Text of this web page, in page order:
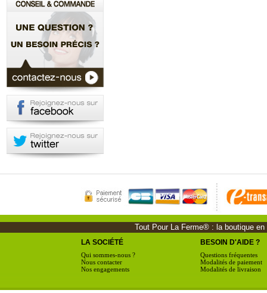
Tout Pour La Ferme® : la boutique
LA SOCIÉTÉ
Qui sommes-nous ?
Nous contacter
Nos engagements
BESOIN D'AIDE ?
Questions fréquentes
Modalités de paiement
Modalités de livraison